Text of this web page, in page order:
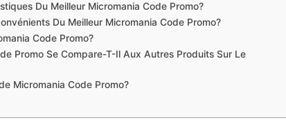
Du Meilleur Micromania Code Promo?
Du Meilleur Micromania Code Promo?
Code Promo?
Promo Se Compare-T-Il Aux Autres Produits Sur Le
Micromania Code Promo?